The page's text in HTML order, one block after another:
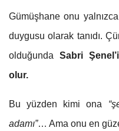
Gümüşhane onu
duygusu olarak tanıdı.
olduğunda Sabri
olur.
Bu yüzden kimi ona
adamı”… Ama onu en